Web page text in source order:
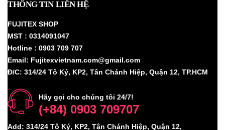
THÔNG TIN LIÊN HỆ
FUJITEX SHOP
MST : 0314091047
Hotline : 0903 709 707
Email: Fujitexvietnam.com@gmail.com
Đ/C: 314/24 Tô Ký, KP2, Tân Chánh Hiệp, Quận 12, TP.HCM
Hãy gọi cho chúng tôi 24/7!
(+84) 0903 709707
Add: 314/24 Tô Ký, KP2, Tân Chánh Hiệp, Quận 12,